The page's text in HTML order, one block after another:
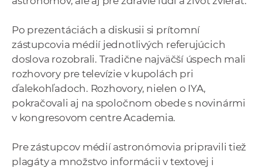
Po prezentáciách a diskusii si prítomní
zástupcovia médií jednotlivých referujúcich
doslova rozobrali. Tradične najväčší úspech mali
rozhovory pre televízie v kupolách pri
ďalekohľadoch. Rozhovory, nielen o IYA,
pokračovali aj na spoločnom obede s novinármi
v kongresovom centre Academia.
Pre zástupcov médií astronómovia pripravili tiež
plagáty a množstvo informácii v textovej i